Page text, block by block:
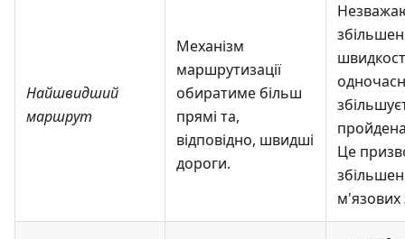
Найшвидший
маршрут
Механізм
маршрутизації
обиратиме більш
прямі та,
відповідно, швидші
дороги.
Це
м'язових